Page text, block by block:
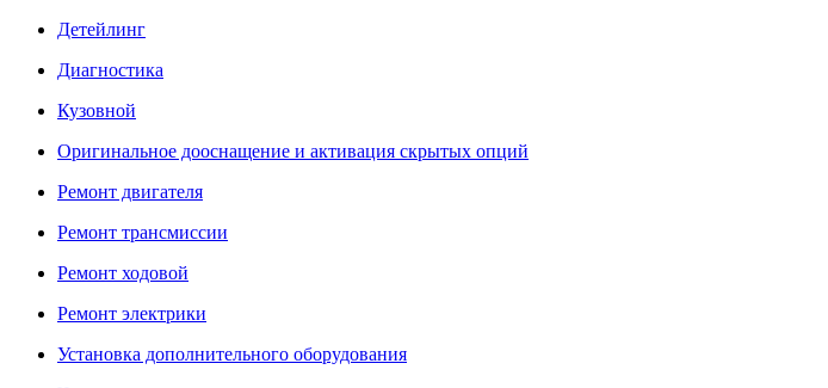
Детейлинг
Диагностика
Кузовной
Оригинальное дооснащение и активация скрытых опций
Ремонт двигателя
Ремонт трансмиссии
Ремонт ходовой
Ремонт электрики
Установка дополнительного оборудования